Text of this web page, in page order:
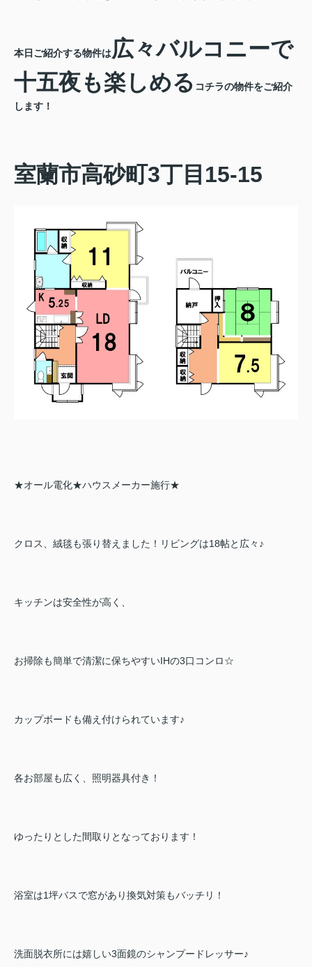
本日ご紹介する物件は広々バルコニーで
十五夜も楽しめる コチラの物件をご紹介
します！
室蘭市高砂町3丁目15-15
★オール電化★ハウスメーカー施行★
クロス、絨毯も張り替えました！リビングは18帖と広々♪
キッチンは安全性が高く、
お掃除も簡単で清潔に保ちやすいIHの3口コンロ☆
カップボードも備え付けられています♪
各お部屋も広く、照明器具付き！
ゆったりとした間取りとなっております！
浴室は1坪バスで窓があり換気対策もバッチリ！
洗面脱衣所には嬉しい3面鏡のシャンプードレッサー♪